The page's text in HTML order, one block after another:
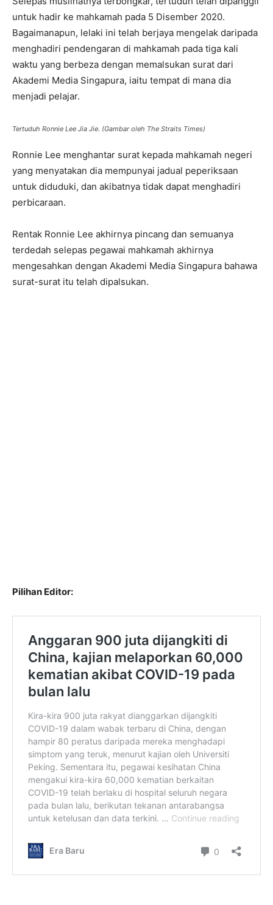
untuk hadir ke mahkamah pada 5 Disember 2020.
Bagaimanapun, lelaki ini telah berjaya mengelak daripada
menghadiri pendengaran di mahkamah pada tiga kali
waktu yang berbeza dengan memalsukan surat dari
Akademi Media Singapura, iaitu tempat di mana dia
menjadi pelajar.
Tertuduh Ronnie Lee Jia Jie. (Gambar oleh The Straits Times)
Ronnie Lee menghantar surat kepada mahkamah negeri
yang menyatakan dia mempunyai jadual peperiksaan
untuk diduduki, dan akibatnya tidak dapat menghadiri
perbicaraan.
Rentak Ronnie Lee akhirnya pincang dan semuanya
terdedah selepas pegawai mahkamah akhirnya
mengesahkan dengan Akademi Media Singapura bahawa
surat-surat itu telah dipalsukan.
Pilihan Editor: